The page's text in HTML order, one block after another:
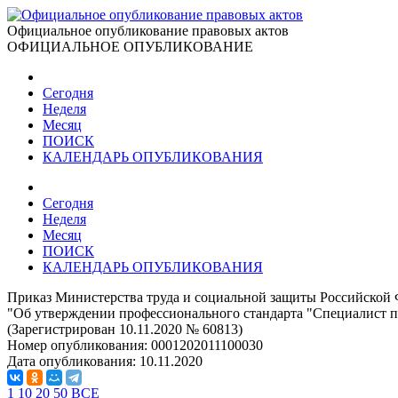
Официальное опубликование правовых актов
ОФИЦИАЛЬНОЕ ОПУБЛИКОВАНИЕ
Сегодня
Неделя
Месяц
ПОИСК
КАЛЕНДАРЬ ОПУБЛИКОВАНИЯ
Сегодня
Неделя
Месяц
ПОИСК
КАЛЕНДАРЬ ОПУБЛИКОВАНИЯ
Приказ Министерства труда и социальной защиты
"Об утверждении профессионального стандарта "Специалист
(Зарегистрирован 10.11.2020 № 60813)
Номер опубликования: 0001202011100030
Дата опубликования: 10.11.2020
1 10 20 50 ВСЕ